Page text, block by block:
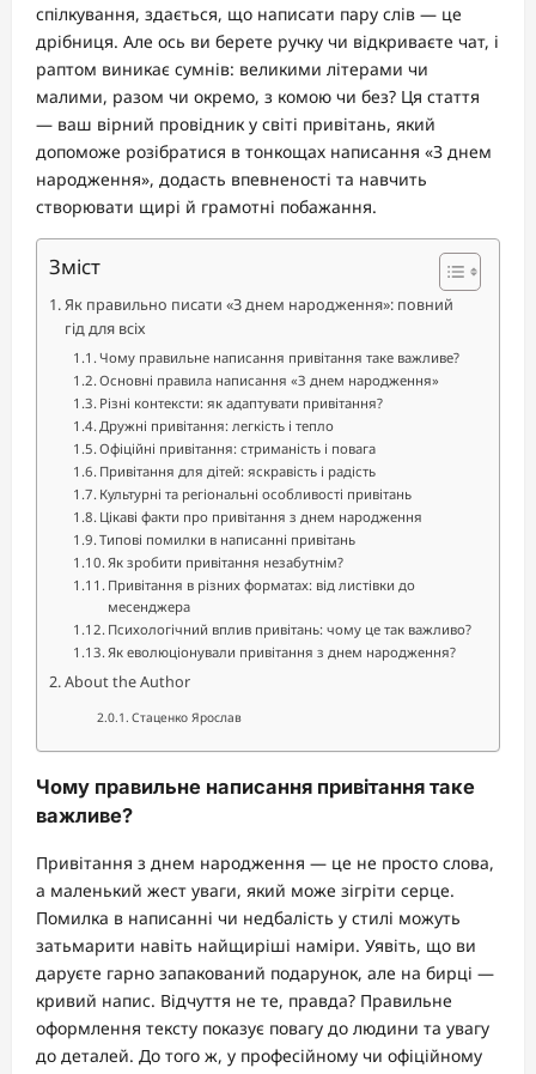
спілкування, здається, що написати пару слів — це
дрібниця. Але ось ви берете ручку чи відкриваєте чат, і
раптом виникає сумнів: великими літерами чи
малими, разом чи окремо, з комою чи без? Ця стаття
— ваш вірний провідник у світі привітань, який
допоможе розібратися в тонкощах написання «З днем
народження», додасть впевненості та навчить
створювати щирі й грамотні побажання.
Зміст
Як правильно писати «З днем народження»: повний
гід для всіх
Чому правильне написання привітання таке важливе?
Основні правила написання «З днем народження»
Різні контексти: як адаптувати привітання?
Дружні привітання: легкість і тепло
Офіційні привітання: стриманість і повага
Привітання для дітей: яскравість і радість
Культурні та регіональні особливості привітань
Цікаві факти про привітання з днем народження
Типові помилки в написанні привітань
Як зробити привітання незабутнім?
Привітання в різних форматах: від листівки до
месенджера
Психологічний вплив привітань: чому це так важливо?
Як еволюціонували привітання з днем народження?
About the Author
Стаценко Ярослав
Чому правильне написання привітання таке
важливе?
Привітання з днем народження — це не просто слова,
а маленький жест уваги, який може зігріти серце.
Помилка в написанні чи недбалість у стилі можуть
затьмарити навіть найщиріші наміри. Уявіть, що ви
даруєте гарно запакований подарунок, але на бирці —
кривий напис. Відчуття не те, правда? Правильне
оформлення тексту показує повагу до людини та увагу
до деталей. До того ж, у професійному чи офіційному